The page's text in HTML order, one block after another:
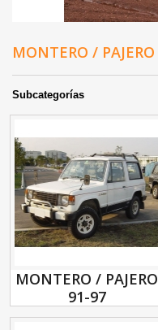
MONTERO / PAJERO
Subcategorías
MONTERO / PAJERO
91-97